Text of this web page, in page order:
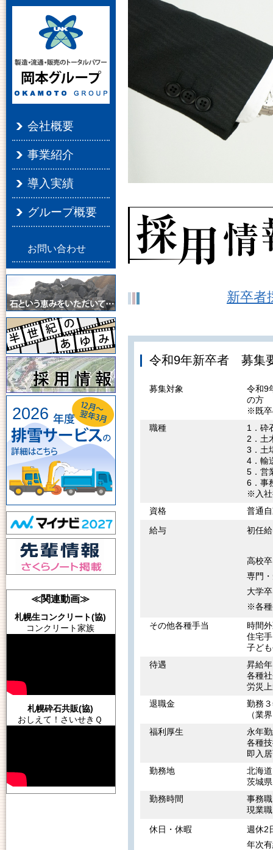
会社概要
事業紹介
導入実績
グループ概要
お問い合わせ
2026
≪関連動画≫
札幌生コンクリート(協)
コンクリート家族
札幌砕石共販(協)
おしえて！さいせきＱ
新卒者
令和9年新卒者 募集
募集対象
令和9
の方
※既卒
職種
1．砕
2．土
3．土
4．輸
5．営
6．事
※入社
資格
普通
給与
初任
高
専門
大
※各種
その他各種手当
時間
住宅
子ど
待遇
昇給
各種
労災
退職金
勤務
（業
福利厚生
永年
各種
即入
勤務地
北海
茨城
勤務時間
事務
現業
休日・休暇
週休2
年次